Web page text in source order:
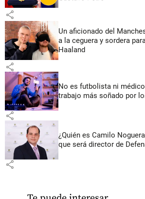
share
Un aficionado del
a la ceguera y sordera
Haaland
share
No es futbolista ni
trabajo más soñado por
share
¿Quién es Camilo
que será director de
share